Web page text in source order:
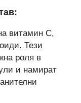
витамин С,
Тези
роля в
и намират